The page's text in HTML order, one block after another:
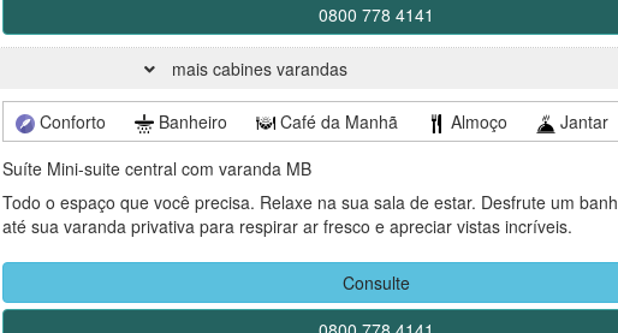
* Obs.: Caso a viagem ocorra em um período de distanciamento social,
ocorrerão no navio para assegurar a proteção de seus passageiros. Tais
modificar a forma como são executadas (exemplo: não haverá self-service;
serão servidas aos hóspedes em suas mesas) ou impossibilitar
0800 778 4141
mais cabines varandas
Conforto Banheiro Café da Manhã Almoço
Jantar
Suíte Mini-suite central com varanda MB
Todo o espaço que você precisa. Relaxe na sua sala de estar. Desfrute um
até sua varanda privativa para respirar ar fresco e apreciar vistas incríveis.
* Obs.: Caso a viagem ocorra em um período de distanciamento social, medidas
ocorrerão no navio para assegurar a proteção de seus passageiros. Tais
modificar a forma como são executadas (exemplo: não haverá self-service;
Consulte